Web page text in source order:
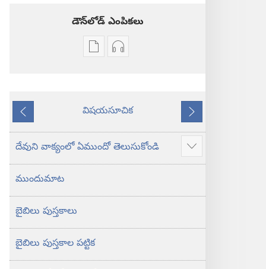
డౌన్‌లోడ్‌ ఎంపికలు
ప్రచురణల
బైబిలు
లోక
ఆడియో
బైబిలు
లోక
ముందటి
విషయసూచిక
తరవాతి
దేవుని వాక్యంలో ఏముందో తెలుసుకోండి
ఎక్కువ
చూపించు
ముందుమాట
బైబిలు పుస్తకాలు
బైబిలు పుస్తకాల పట్టిక